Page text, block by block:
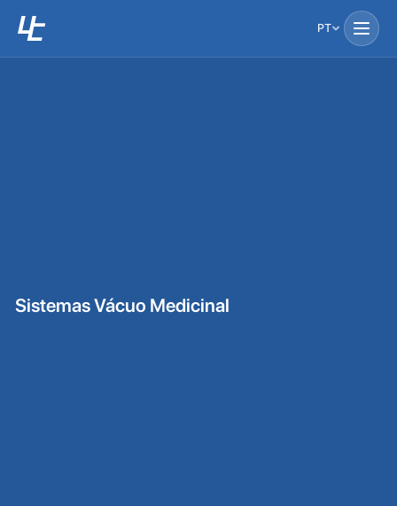
PT
Sistemas Vácuo Medicinal